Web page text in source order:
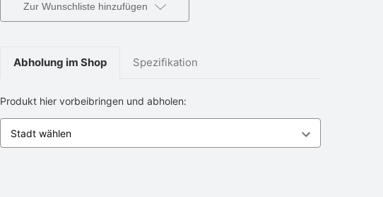
Zur Wunschliste hinzufügen
Abholung im Shop Spezifikation
Produkt hier vorbeibringen und abholen: